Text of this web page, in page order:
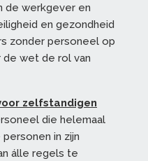
de werkgever en
en gezondheid
zonder personeel op
wet de rol van
zelfstandigen
die helemaal
in zijn
álle regels te